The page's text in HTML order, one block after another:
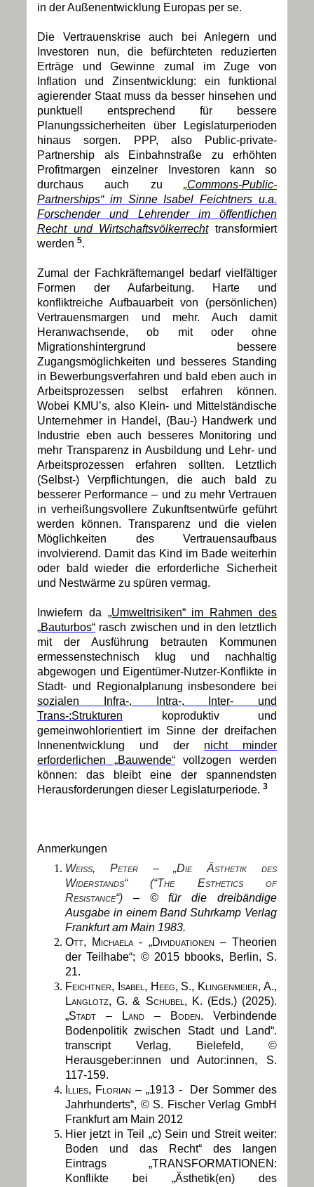
in der Außenentwicklung Europas per se.
Die Vertrauenskrise auch bei Anlegern und
Investoren nun, die befürchteten reduzierten
Erträge und Gewinne zumal im Zuge von
Inflation und Zinsentwicklung: ein funktional
agierender Staat muss da besser hinsehen und
punktuell entsprechend für bessere
Planungssicherheiten über Legislaturperioden
hinaus sorgen. PPP, also Public-private-
Partnership als Einbahnstraße zu erhöhten
Profitmargen einzelner Investoren kann so
durchaus auch zu „Commons-Public-
Partnerships“ im Sinne Isabel Feichtners u.a.
Forschender und Lehrender im öffentlichen
Recht und Wirtschaftsvölkerrechttransformiert
werden 5.
Zumal der Fachkräftemangel bedarf vielfältiger
Formen der Aufarbeitung. Harte und
konfliktreiche Aufbauarbeit von (persönlichen)
Vertrauensmargen und mehr. Auch damit
Heranwachsende, ob mit oder ohne
Migrationshintergrund bessere
Zugangsmöglichkeiten und besseres Standing
in Bewerbungsverfahren und bald eben auch in
Arbeitsprozessen selbst erfahren können.
Wobei KMU’s, also Klein- und Mittelständische
Unternehmer in Handel, (Bau-) Handwerk und
Industrie eben auch besseres Monitoring und
mehr Transparenz in Ausbildung und Lehr- und
Arbeitsprozessen erfahren sollten. Letztlich
(Selbst-) Verpflichtungen, die auch bald zu
besserer Performance – und zu mehr Vertrauen
in verheißungsvollere Zukunftsentwürfe geführt
werden können. Transparenz und die vielen
Möglichkeiten des Vertrauensaufbaus
involvierend. Damit das Kind im Bade weiterhin
oder bald wieder die erforderliche Sicherheit
und Nestwärme zu spüren vermag.
Inwiefern da „Umweltrisiken“ im Rahmen des
„Bauturbos“ rasch zwischen und in den letztlich
mit der Ausführung betrauten Kommunen
ermessenstechnisch klug und nachhaltig
abgewogen und Eigentümer-Nutzer-Konflikte in
Stadt- und Regionalplanung insbesondere bei
sozialen Infra-, Intra-, Inter- und
Trans-:Strukturen koproduktiv und
gemeinwohlorientiert im Sinne der dreifachen
Innenentwicklung und der nicht minder
erforderlichen „Bauwende“vollzogen werden
können: das bleibt eine der spannendsten
Herausforderungen dieser Legislaturperiode. 3
Anmerkungen
Weiss, Peter – „Die Ästhetik des
Widerstands“ (“The Esthetics of
Resistance“)
– © für die dreibändige
Ausgabe in einem Band Suhrkamp Verlag
Frankfurt am Main 1983.
Ott, Michaela - „Dividuationen – Theorien
der Teilhabe“; © 2015 bbooks, Berlin, S.
21.
Feichtner, Isabel, Heeg, S., Klingenmeier, A.,
Langlotz, G. & Schubel, K. (Eds.) (2025).
„Stadt – Land – Boden. Verbindende
Bodenpolitik zwischen Stadt und Land“.
transcript Verlag, Bielefeld, ©
Herausgeber:innen und Autor:innen, S.
117-159.
Illies, Florian – „1913 -
Der Sommer des
Jahrhunderts“, © S. Fischer Verlag GmbH
Frankfurt am Main 2012
Hier jetzt in Teil „c) Sein und Streit weiter:
Boden und das Recht“ des langen
Eintrags „TRANSFORMATIONEN:
Konflikte bei „Ästhetik(en) des